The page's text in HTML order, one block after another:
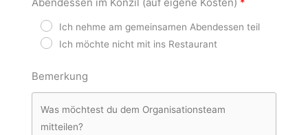
Ich nehme am gemeinsamen Abendessen teil
Ich möchte nicht mit ins Restaurant
Bemerkung